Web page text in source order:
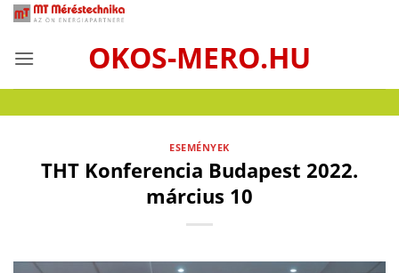
Skip
content
OKOS-MERO.HU
ESEMÉNYEK
THT Konferencia Budapest 2022.
március 10